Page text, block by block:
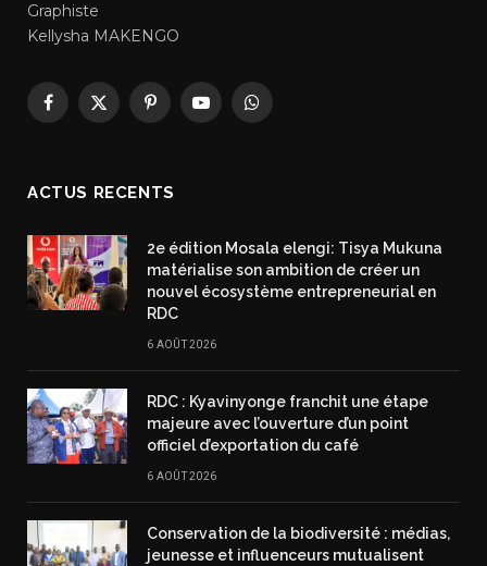
Graphiste
Kellysha MAKENGO
Facebook
X
PinterestYouTubeWhatsApp
ACTUS RECENTS
2e édition Mosala elengi: Tisya Mukuna
matérialise son ambition de créer un
nouvel écosystème entrepreneurial en
RDC
6 AOÛT 2026
RDC : Kyavinyonge franchit une étape
majeure avec l’ouverture d’un point
officiel d’exportation du café
6 AOÛT 2026
Conservation de la biodiversité : médias,
jeunesse et influenceurs mutualisent